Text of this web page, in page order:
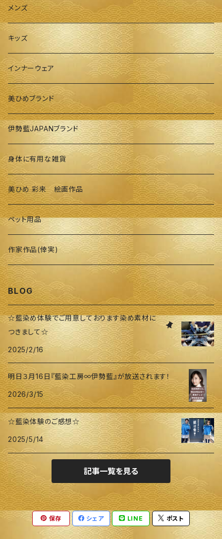
メンズ
キッズ
インナーウェア
美ひめブランド
伊勢藍JAPANブランド
身体に有用な雑貨
美ひめ 彩来 絵画作品
ペット用品
作家作品(倖実)
BLOG
☆藍染め体験でご用意しております染め素材に
つきまして☆
2025/2/16
明日３月16日『藍染工房∞伊勢藍』が放送されます！
2026/3/15
☆藍染体験のご感想☆
2025/5/14
記事一覧を見る
保存 シェア LINE ポスト